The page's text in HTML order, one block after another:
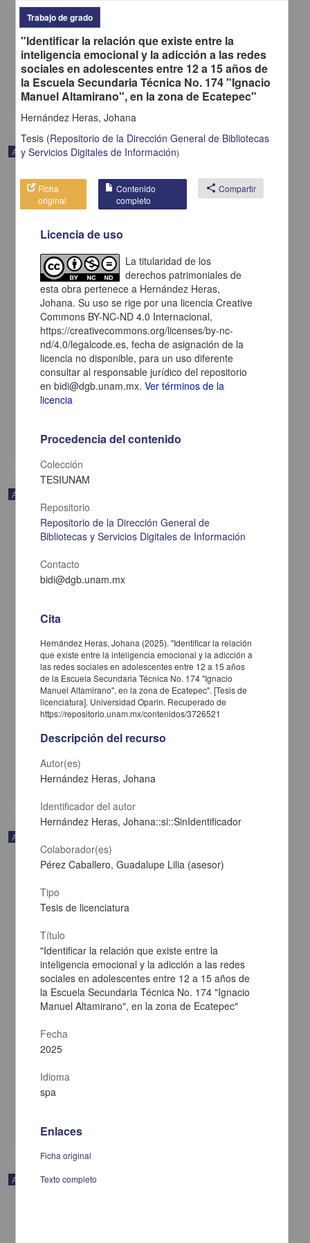
Juanita; Rojas Paguanquiza, Karla Liseth; Rojas Paguanquiza,
Donald Jehison; Quintero Cabrera, Yuly Mabel; Pantoja Chazatar,
Lency Yurani; Moreno Gómez, Germán Alberto - Facultad de
Medicina, UNAM
2025-01-05
Medicina y Ciencias de la Salud
Artículo
Oportunidades de la inteligencia artificial en los posgrados de
medicina deportiva y áreas afines
Bustos-Viviescas, Brian Johan; García Yerena, Carlos Enrique;
Villamizar Navarro, Amalia - Facultad de Medicina, UNAM
2025-01-05
Artículo
Trayectorias académicas de tres generaciones de una licenciatura
en Medicina durante la pandemia por COVID-19
Medicina, UNAM
Medicina y Ciencias de la Salud
Artículo
Percepción de los médicos internos sobre la implementación del
método socrático como estrategia de aprendizaje
Ramos-Herrera, Igor Martín - Facultad de Medicina, UNAM
2025-01-05
Artículo
Trabajo de grado
"Identificar la relación que existe entre la
inteligencia emocional y la adicción a las redes
sociales en adolescentes entre 12 a 15 años de
la Escuela Secundaria Técnica No. 174 "Ignacio
Manuel Altamirano", en la zona de Ecatepec"
Hernández Heras, Johana
Tesis (Repositorio de la Dirección General de Bibliotecas
y Servicios Digitales de Información)
Ficha
original
Contenido
completo
share Compartir
Licencia de uso
La titularidad de los
derechos patrimoniales de
esta obra pertenece a Hernández Heras,
Johana. Su uso se rige por una licencia Creative
Commons BY-NC-ND 4.0 Internacional,
https://creativecommons.org/licenses/by-nc-
nd/4.0/legalcode.es, fecha de asignación de la
licencia no disponible, para un uso diferente
consultar al responsable jurídico del repositorio
en bidi@dgb.unam.mx.Ver términos de la
licencia
Procedencia del contenido
Colección
TESIUNAM
Repositorio
Repositorio de la Dirección General de
Bibliotecas y Servicios Digitales de Información
Contacto
bidi@dgb.unam.mx
Cita
Hernández Heras, Johana (2025). "Identificar la relación
que existe entre la inteligencia emocional y la adicción a
las redes sociales en adolescentes entre 12 a 15 años
de la Escuela Secundaria Técnica No. 174 "Ignacio
Manuel Altamirano", en la zona de Ecatepec". [Tesis de
licenciatura]. Universidad Oparin. Recuperado de
https://repositorio.unam.mx/contenidos/3726521
Descripción del recurso
Autor(es)
Hernández Heras, Johana
Identificador del autor
Hernández Heras, Johana::si::SinIdentificador
Colaborador(es)
Pérez Caballero, Guadalupe Lilia (asesor)
Tipo
Tesis de licenciatura
Título
"Identificar la relación que existe entre la
inteligencia emocional y la adicción a las redes
sociales en adolescentes entre 12 a 15 años de
la Escuela Secundaria Técnica No. 174 "Ignacio
Manuel Altamirano", en la zona de Ecatepec"
Fecha
2025
Idioma
spa
Enlaces
Ficha original
Texto completo